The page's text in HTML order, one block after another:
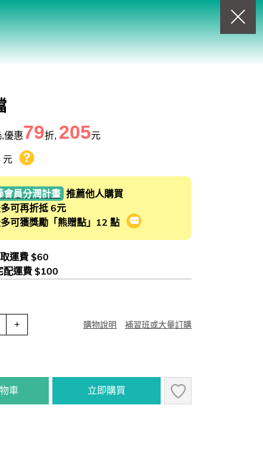
回上一頁
,優惠79折, 205元
元 熊贈點回饋辦法
會員分潤計畫 推薦他人購買
可再折抵 6元
可獲獎勵「熊贈點」12 點
會員推薦分潤計畫
運費 $60
配運費 $100
+ 購物說明 補習班或大量訂購
車 立即購買